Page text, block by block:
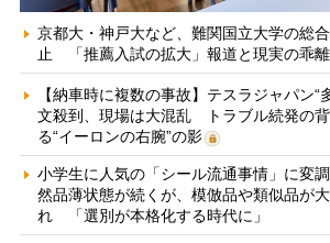
京都大・神戸大など、難関国立大学の総
止 「推薦入試の拡大」報道と現実の乖
【納車時に複数の事故】テスラジャパン“
文殺到、現場は大混乱 トラブル続発の
る“イーロンの右腕”の影
小学生に人気の「シール流通事情」に変
然品薄状態が続くが、模倣品や類似品が
れ 「選別が本格化する時代に」